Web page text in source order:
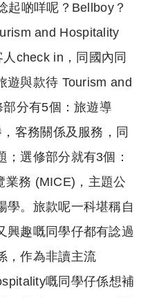
p
y
Li
n
k
at
s
A
p
起啲咩呢？Bellboy？
and Hospitality
check in，同國內同
遊與款待 Tourism and
分有5個：旅遊導
客務關係及服務，同
選修部分就有3個：
務 (MICE)， 主題公
學。旅款呢一科堪稱自
興趣嘅同學仔都有諗過
，作為非讀主流
嘅同學仔係想補